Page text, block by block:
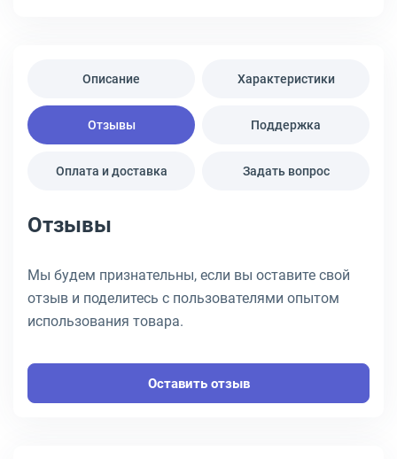
Описание Характеристики
Отзывы Поддержка
Оплата и доставка Задать вопрос
Отзывы
Мы будем признательны, если вы оставите свой
отзыв и поделитесь с пользователями опытом
использования товара.
Оставить отзыв